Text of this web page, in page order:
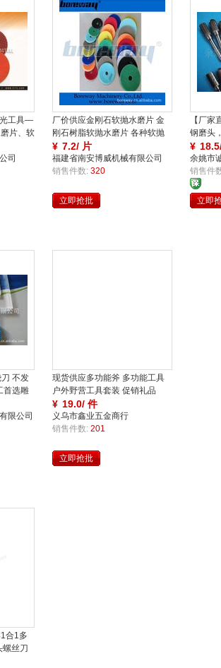
家
障
家
光工具—
片、软
司
厂价供应金刚石软抛水磨片 金
刚石树脂软抛水磨片 各种软抛
水磨片
¥ 7.2/ 片
福建省南安博威机械有限公司
销售件数: 320
立即抢批
【厂
钢磨头
¥
余姚市
销售件
立即
不发
首选雕
限公司
现货供应多功能斧 多功能工具
户外野营工具套装 促销礼品
T103-8
¥ 19.0/ 件
义乌市鑫业五金商行
销售件数: 201
立即抢批
合1多
螺丝刀